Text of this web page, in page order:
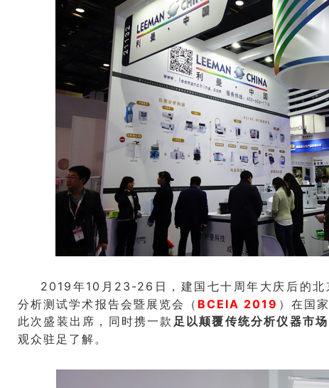
2019 年10 月 23-26 日，建国七十周年大庆后的
分析测试学术报告会暨展览会（ BCEIA 2019 ）在国
此次盛装出席，同时携一款 足以颠覆传统分析仪器市
观众驻足了解。